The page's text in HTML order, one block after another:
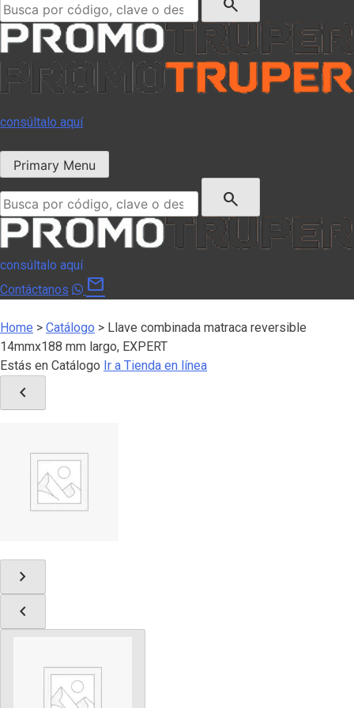
consúltalo aquí
Primary Menu
search
consúltalo aquí
Contáctanos
mail
Home > Catálogo > Llave combinada matraca reversible
14mmx188 mm largo, EXPERT
Estás en Catálogo Ir a Tienda en línea
chevron_left
chevron_right
chevron_left